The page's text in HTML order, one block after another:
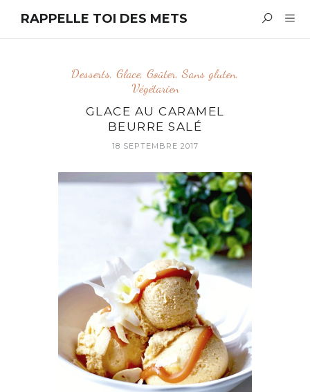
RAPPELLE TOI DES METS
Desserts, Glace, Goûter,Sans gluten,
Végétarien
GLACE AU CARAMEL
BEURRE SALÉ
18 SEPTEMBRE 2017